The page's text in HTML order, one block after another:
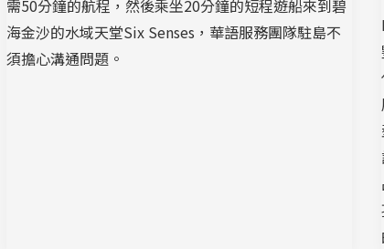
需50分鐘的航程，然後乘坐20分鐘的短程遊船來到碧
海金沙的水域天堂Six Senses，華語服務團隊駐島不
須擔心溝通問題。